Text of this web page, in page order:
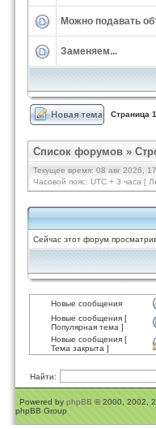
Можно подавать
Заменяем...
Страница 1
Список форумов »
Текущее время: 08 авг 2026,
Часовой пояс: UTC + 3 часа [
Сейчас этот форум
Новые сообщения
Новые сообщения [
Популярная тема ]
Новые сообщения [
Тема закрыта ]
Найти:
Powered by phpBB © 2000, 2002,
phpBB Group